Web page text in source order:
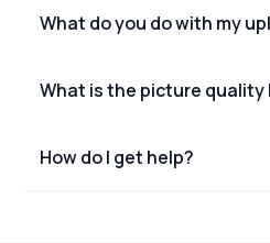
What do you do with my
What is the picture quality
How do I get help?